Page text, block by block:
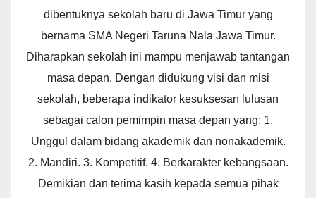
dibentuknya sekolah baru di Jawa Timur yang
bernama SMA Negeri Taruna Nala Jawa Timur.
Diharapkan sekolah ini mampu menjawab tantangan
masa depan. Dengan didukung visi dan misi
sekolah, beberapa indikator kesuksesan lulusan
sebagai calon pemimpin masa depan yang: 1.
Unggul dalam bidang akademik dan nonakademik.
2. Mandiri. 3. Kompetitif. 4. Berkarakter kebangsaan.
Demikian dan terima kasih kepada semua pihak